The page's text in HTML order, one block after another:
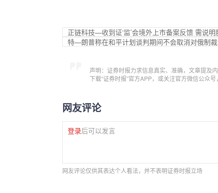
正链科技—收到证‘监’会境外上市备案反馈 需说
特—朗普称在和平计划谈判期间不会取消对俄制裁
声明：证券时报力求信息真实、准确，文章提及
下载“证券时报”官方APP，或关注官方微信公众
网友评论
登录后可以发言
网友评论仅供其表达个人看法，并不表明证券时报立场